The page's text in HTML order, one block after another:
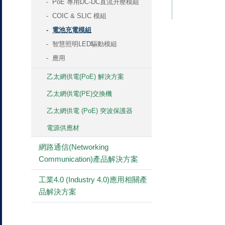
PoE 專用DC-DC直流升壓模組
COIC & SLIC 模組
電池充電模組
智慧照明LED驅動模組
應用
乙太網供電(PoE) 解決方案
乙太網供電(PE)交換機
乙太網供電 (PoE) 突波保護器
電源供應材
網路通信(Networking
Communication)產品解決方案
工業4.0 (Industry 4.0)應用相關產
品解決方案